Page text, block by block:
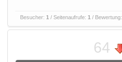
Besucher: 1 / Seitenaufrufe: 1 / Bewertung:
64